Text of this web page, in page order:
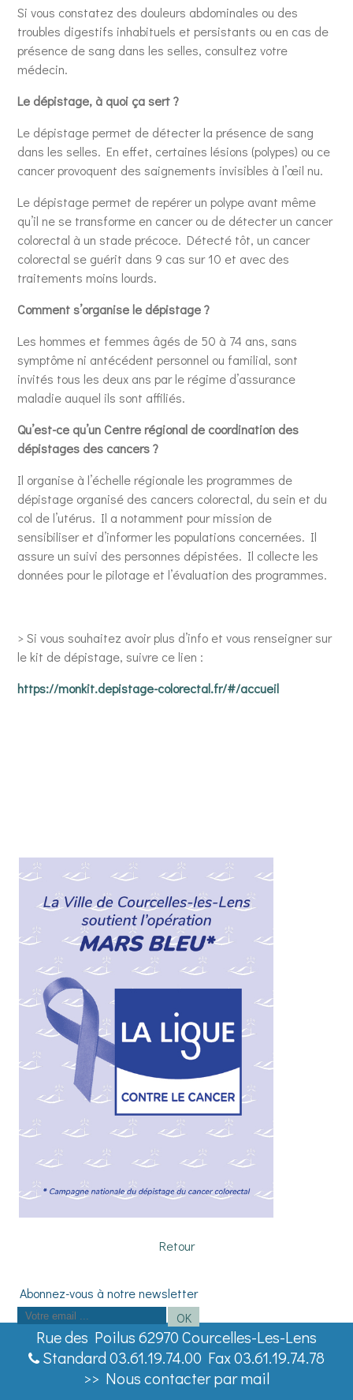
Si vous constatez des douleurs abdominales ou des
troubles digestifs inhabituels et persistants ou en cas de
présence de sang dans les selles, consultez votre
médecin.
Le dépistage, à quoi ça sert ?
Le dépistage permet de détecter la présence de sang
dans les selles. En effet, certaines lésions (polypes) ou ce
cancer provoquent des saignements invisibles à l’œil nu.
Le dépistage permet de repérer un polype avant même
qu’il ne se transforme en cancer ou de détecter un cancer
colorectal à un stade précoce. Détecté tôt, un cancer
colorectal se guérit dans 9 cas sur 10 et avec des
traitements moins lourds.
Comment s’organise le dépistage ?
Les hommes et femmes âgés de 50 à 74 ans, sans
symptôme ni antécédent personnel ou familial, sont
invités tous les deux ans par le régime d’assurance
maladie auquel ils sont affiliés.
Qu’est-ce qu’un Centre régional de coordination des
dépistages des cancers ?
Il organise à l’échelle régionale les programmes de
dépistage organisé des cancers colorectal, du sein et du
col de l’utérus. Il a notamment pour mission de
sensibiliser et d’informer les populations concernées. Il
assure un suivi des personnes dépistées. Il collecte les
données pour le pilotage et l’évaluation des programmes.
> Si vous souhaitez avoir plus d’info et vous renseigner sur
le kit de dépistage, suivre ce lien :
https://monkit.depistage-colorectal.fr/#/accueil
Retour
votre
adresse
email
(obligatoire)
OK
Rue des Poilus 62970 Courcelles-Les-Lens
Standard 03.61.19.74.00 Fax 03.61.19.74.78
>> Nous contacter par mail